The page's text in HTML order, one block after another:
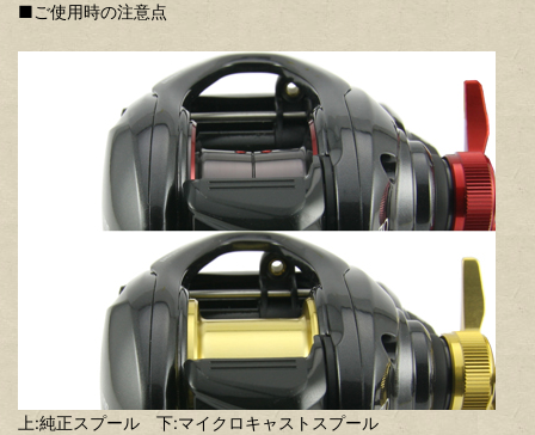
■ご使用時の注意点
上:純正スプール 下:マイクロキャストスプール